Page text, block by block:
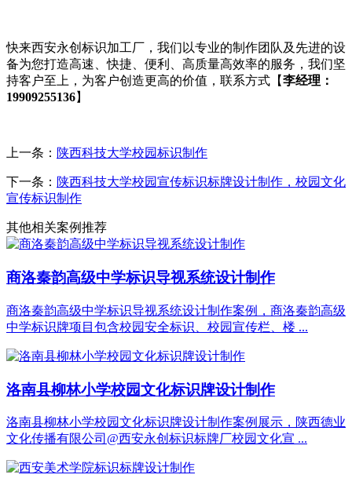
快来西安永创标识加工厂，我们以专业的制作团队及先进的设
备为您打造高速、快捷、便利、高质量高效率的服务，我们坚
持客户至上，为客户创造更高的价值，联系方式【李经理：
19909255136】
上一条： 陕西科技大学校园标识制作
下一条： 陕西科技大学校园宣传标识标牌设计制作，校园文化
宣传标识制作
其他相关案例推荐
商洛秦韵高级中学标识导视系统设计制作
商洛秦韵高级中学标识导视系统设计制作案例，商洛秦韵高级
中学标识牌项目包含校园安全标识、校园宣传栏、楼 ...
洛南县柳林小学校园文化标识牌设计制作
洛南县柳林小学校园文化标识牌设计制作案例展示，陕西德业
文化传播有限公司@西安永创标识标牌厂校园文化宣 ...